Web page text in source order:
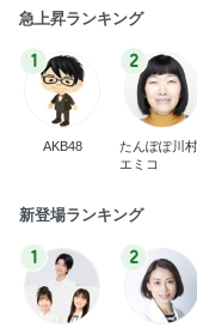
急上昇ランキング
1
AKB48
2
たんぽぽ川村
エミコ
新登場ランキング
1 2